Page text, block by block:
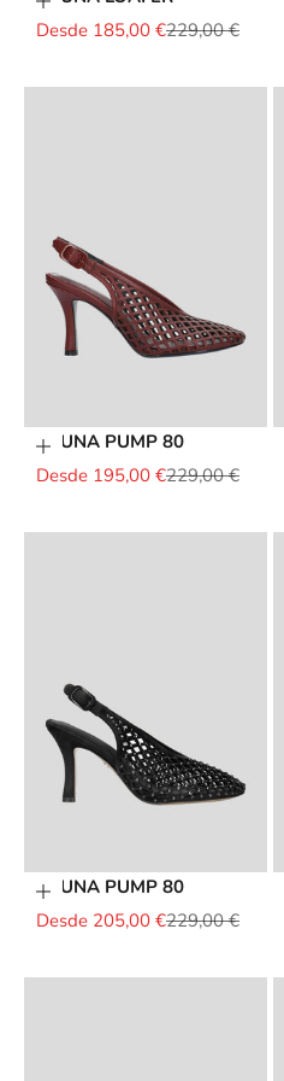
Elige opciones
Precio de oferta
Desde 185,00 €Precio normal
229,00 €
Elige opciones
BRUNA PUMP 80
Precio de oferta
Desde 195,00 €Precio normal
229,00 €
Elige opciones
BRUNA PUMP 80
Precio de oferta
Desde 205,00 €Precio normal
229,00 €